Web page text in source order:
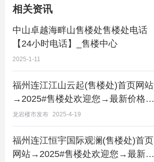
【绿化率】38.6%
【车位比】1:1.2
【楼间距】60～85米
【交楼时间】2022年4月30日
相关资讯
中山卓越海畔山售楼处售楼处电话
【24小时电话】_售楼中心
2025-1-11
福州连江江山云起(售楼处)首页网站
→2025#售楼处欢迎您→最新价格详
情→项目0591预约电话
龙岩楼市发布 2025-4-19
福州连江恒宇国际观澜(售楼处)首页
网站→2025#售楼处欢迎您→最新价